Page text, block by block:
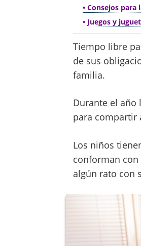
• Consejos para
• Juegos y
Tiempo libre
de sus
familia.
Durante el año
para compartir
Los niños
conforman con
algún rato con